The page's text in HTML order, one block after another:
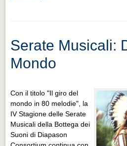
Serate Musicali:
Mondo
Con il titolo "Il giro del
mondo in 80 melodie", la
IV Stagione delle Serate
Musicali della Bottega dei
Suoni di Diapason